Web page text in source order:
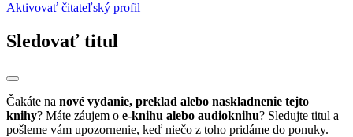
Aktivovať čitateľský profil
Sledovať titul
Čakáte na nové vydanie, preklad alebo naskladnenie tejto
knihy? Máte záujem o e-knihu alebo audioknihu? Sledujte titul a
pošleme vám upozornenie, keď niečo z toho pridáme do ponuky.